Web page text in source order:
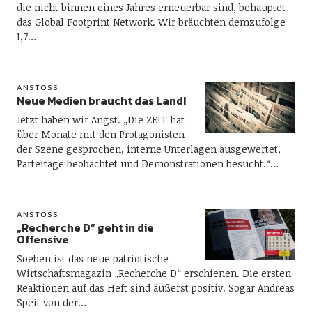
die nicht binnen eines Jahres erneuerbar sind, behauptet
das Global Footprint Network. Wir bräuchten demzufolge
1,7…
ANSTOSS
Neue Medien braucht das Land!
Jetzt haben wir Angst. „Die ZEIT hat
über Monate mit den Protagonisten
der Szene gesprochen, interne Unterlagen ausgewertet,
Parteitage beobachtet und Demonstrationen besucht.“…
ANSTOSS
„Recherche D“ geht in die
Offensive
Soeben ist das neue patriotische
Wirtschaftsmagazin „Recherche D“ erschienen. Die ersten
Reaktionen auf das Heft sind äußerst positiv. Sogar Andreas
Speit von der…